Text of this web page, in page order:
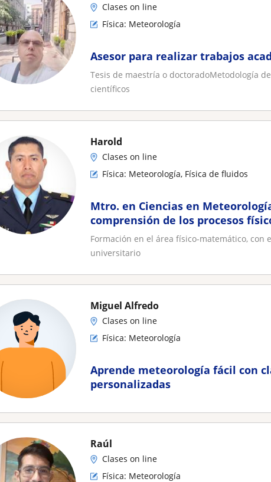
Clases on line
Física: Meteorología
Asesor para realizar trabajos
Tesis de maestría o doctoradoMetodología
científicos
Harold
Clases on line
Física: Meteorología, Física de fluidos
Mtro. en Ciencias en
comprensión de los procesos
Formación en el área físico-matemático, con
universitario
Miguel Alfredo
Clases on line
Física: Meteorología
Aprende meteorología fácil con
personalizadas
Raúl
Clases on line
Física: Meteorología